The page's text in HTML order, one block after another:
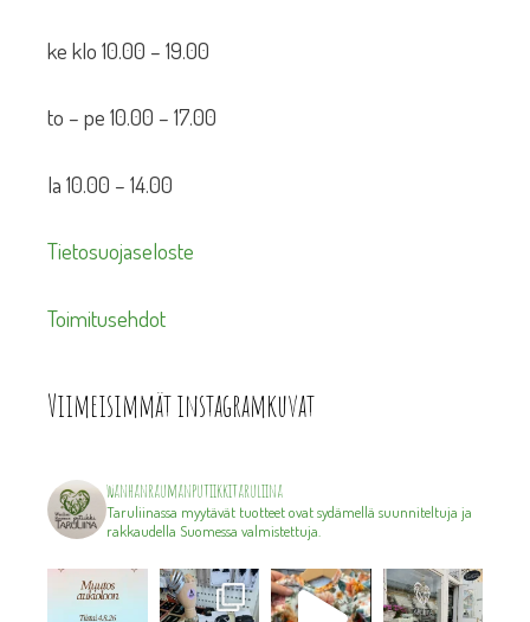
ke klo 10.00 – 19.00
to – pe 10.00 – 17.00
la 10.00 – 14.00
Tietosuojaseloste
Toimitusehdot
Viimeisimmät instagramkuvat
wanhanraumanputiikkitaruliina
Taruliinassa myytävät tuotteet ovat sydämellä suunniteltuja ja
rakkaudella Suomessa valmistettuja.